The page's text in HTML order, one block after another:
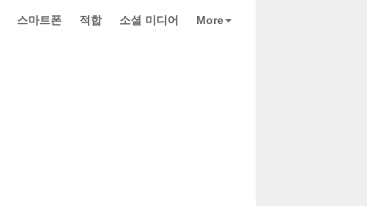
스마트폰 적합 소셜 미디어 More